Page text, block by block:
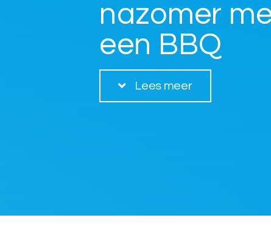
nazomer
een BBQ
Lees meer